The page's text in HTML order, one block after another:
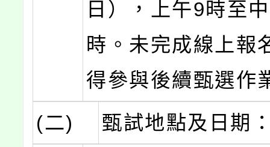
日），上午9時至
時。未完成線上報
得參與後續甄選作
(二)
甄試地點及日期